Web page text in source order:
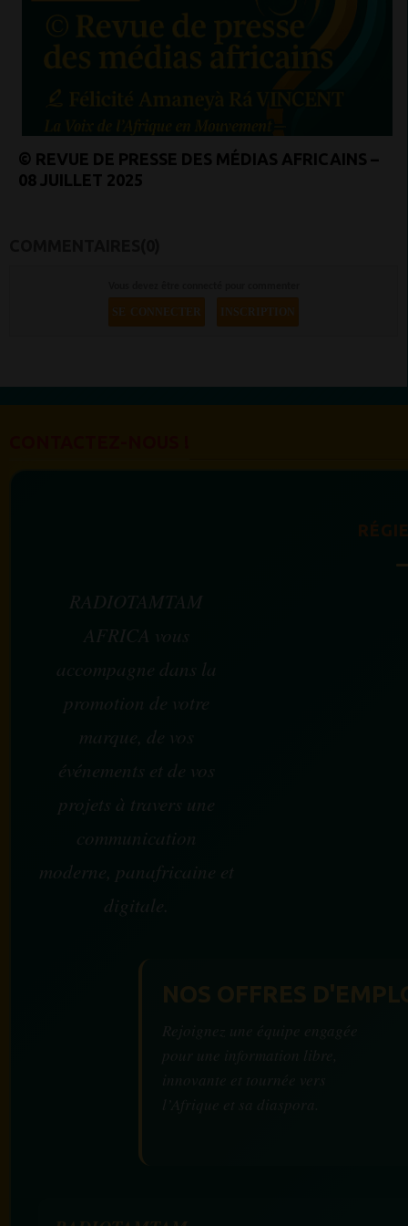
© REVUE DE PRESSE DES MÉDIAS AFRICAINS –
08 JUILLET 2025
SE CONNECTER INSCRIPTION
RADIOTAMTAM
AFRICA vous
accompagne dans la
promotion de votre
marque, de vos
événements et de vos
projets à travers une
communication
moderne, panafricaine et
digitale.